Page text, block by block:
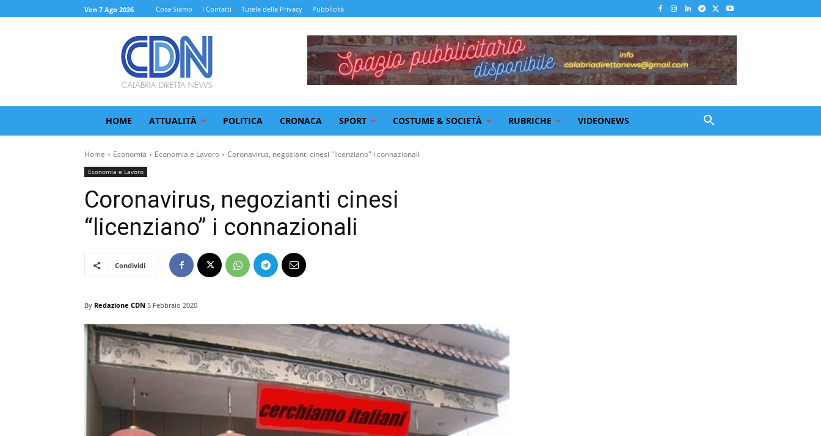
Ven 7 Ago 2026 Cosa Siamo I Contatti Tutela della Privacy Pubblicità
HOME ATTUALITÀ POLITICA CRONACA SPORT COSTUME & SOCIETÀ RUBRICHE VIDEONEWS
Home Economia Economia e Lavoro Coronavirus, negozianti cinesi "licenziano" i connazionali
Economia e Lavoro
Coronavirus, negozianti cinesi
“licenziano” i connazionali
Condividi
By Redazione CDN 5 Febbraio 2020